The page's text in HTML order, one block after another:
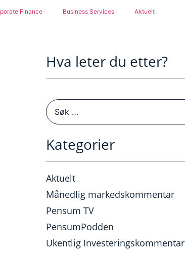
Finance Business Services Aktuelt
Hva leter du etter?
Kategorier
Aktuelt
Månedlig markedskommentar
Pensum TV
PensumPodden
Ukentlig Investeringskommentar